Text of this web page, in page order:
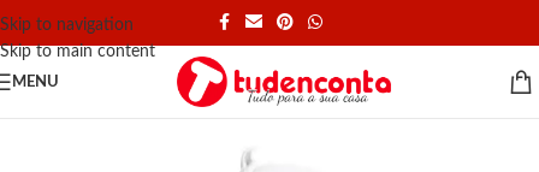
Skip to navigation
Skip to main content
MENU